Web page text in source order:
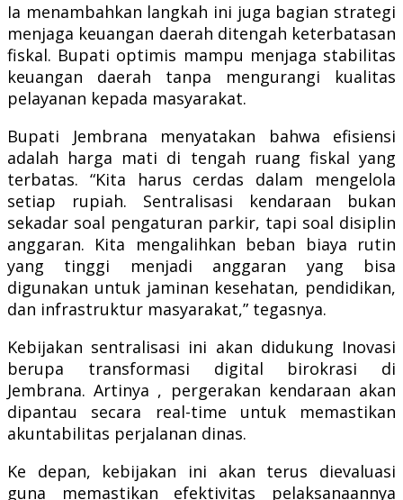
Ia menambahkan langkah ini juga bagian strategi
menjaga keuangan daerah ditengah keterbatasan
fiskal. Bupati optimis mampu menjaga stabilitas
keuangan daerah tanpa mengurangi kualitas
pelayanan kepada masyarakat.
Bupati Jembrana menyatakan bahwa efisiensi
adalah harga mati di tengah ruang fiskal yang
terbatas. “Kita harus cerdas dalam mengelola
setiap rupiah. Sentralisasi kendaraan bukan
sekadar soal pengaturan parkir, tapi soal disiplin
anggaran. Kita mengalihkan beban biaya rutin
yang tinggi menjadi anggaran yang bisa
digunakan untuk jaminan kesehatan, pendidikan,
dan infrastruktur masyarakat,” tegasnya.
Kebijakan sentralisasi ini akan didukung Inovasi
berupa transformasi digital birokrasi di
Jembrana. Artinya , pergerakan kendaraan akan
dipantau secara real-time untuk memastikan
akuntabilitas perjalanan dinas.
Ke depan, kebijakan ini akan terus dievaluasi
guna memastikan efektivitas pelaksanaannya